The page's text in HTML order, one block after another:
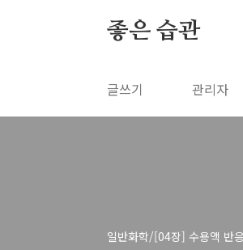
좋은 습관
글쓰기 관리자
일반화학/[04장] 수용액 반응